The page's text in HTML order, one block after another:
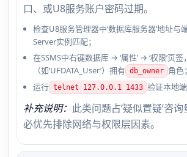
口、或U8服务账户密码过期。
检查U8服务管理器中‘数据库服务器’地址与
Server实例匹配；
在SSMS中右键数据库 → ‘属性’ → ‘权限’页
（如‘UFDATA_User’）拥有 db_owner 角色；
运行 telnet 127.0.0.1 1433 验证本地
补充说明： 此类问题占‘疑似置疑’咨
必优先排除网络与权限层因素。